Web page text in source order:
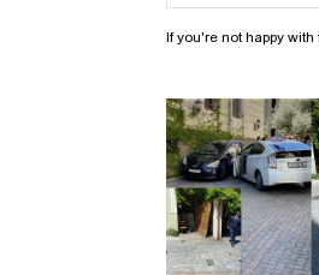
If you're not happy